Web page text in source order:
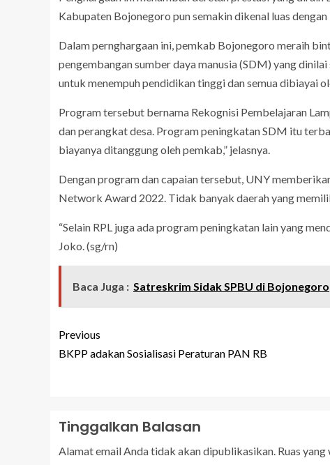
Kabupaten Bojonegoro pun semakin dikenal luas
Dalam pernghargaan ini, pemkab Bojonegoro meraih
pengembangan sumber daya manusia (SDM) yang
untuk menempuh pendidikan tinggi dan semua dibiayai
Program tersebut bernama Rekognisi Pembelajaran
dan perangkat desa. Program peningkatan SDM itu
biayanya ditanggung oleh pemkab,” jelasnya.
Dengan program dan capaian tersebut, UNY
Network Award 2022. Tidak banyak daerah yang
“Selain RPL juga ada program peningkatan lain yang
Joko. (sg/rn)
Baca Juga : Satreskrim Sidak SPBU di Bojonegoro
Previous
BKPP adakan Sosialisasi Peraturan PAN RB
Tinggalkan Balasan
Alamat email Anda tidak akan dipublikasikan. Ruas